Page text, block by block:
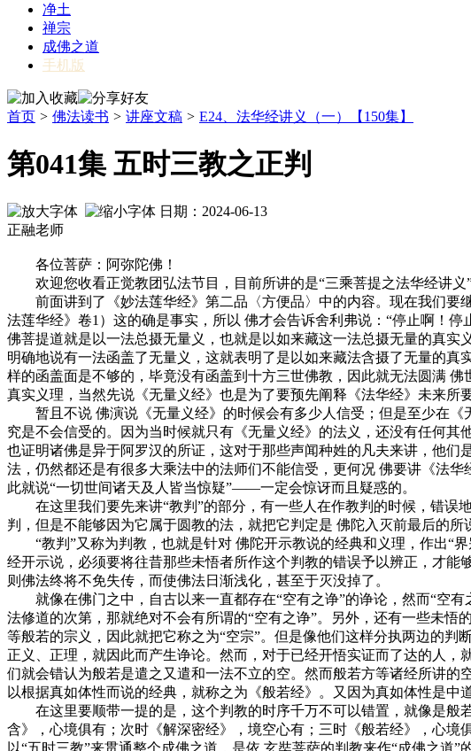
净土
禅宗
成佛之道
手机版
首页 > 佛法读书 > 讲座文稿 > E24、法华经讲义（一）【150集】
第041集 五时三教之正判
日期：2024-06-13
正融老师
各位菩萨：阿弥陀佛！
欢迎您收看正觉教团弘法节目，目前所讲的是“三乘菩提之法华经讲义”
前面讲到了《妙法莲华经》第二品〈方便品〉中的内容。现在我们要
法莲华经》卷1）这的确是事实，所以 佛才会告诉舍利弗说：“停止啊！
佛菩提道就是以一法总摄无量义，也就是以如来藏这一法总摄无量的真
明确地说有一法函盖了无量义，这就表明了是以如来藏法含摄了无量的
样的函盖面是不够的，毕竟没有函盖到十方三世佛教，因此就无法圆满
真实义理，当然先说《无量义经》也是为了要预先阐释《法华经》未来所
暂且不说 佛演说《无量义经》的时候会有多少人信受；但是至少在《
究是不会信受的。因为当时候就只有《无量义经》的法义，还没有任何
也证明诸佛是异于阿罗汉的所证，这对于那些声闻种姓的凡夫来讲，他
法，仍然都还是有很多大乘法中的法师们不能信受，更何况 佛要讲《法
此就说“一切世间诸天及人皆当惊疑”——一定会惊讶而且疑惑的。
在这里我们要先来讲“教判”的部分，有一些人在作教判的时候，错误
判，但是不能够因为它属于圆教的法，就把它判定是 佛陀入灭前最后的
“教判”又称为判教，也就是针对 佛陀开示教说的经典和义理，作出“界
经开示说，必须要将往昔那些未悟者所作这个判教的错误予以辨正，才
则佛法终将不免失传，而使佛法日渐浅化，甚至于灭没掉了。
就像在佛门之中，自古以来一直都存在“空有之诤”的诤论，然而“空有
法修道的次第，那就绝对不会有所谓的“空有之诤”。另外，还有一些未
等般若的宗义，因此就把它称之为“空宗”。但是像他们这样分执两边的
正义、正理，就因此而产生诤论。然而，对于已经开悟实证而了达的人
们就会错认为般若是遣之又遣和一法不立的空。然而般若方等诸经所讲
以根据真如体性而说的经典，就称之为《般若经》。又因为真如体性是中
在这里要顺带一提的是，这个判教的时序千万不可以错置，就像是般
含》，心境俱有；次时《解深密经》，境空心有；三时《般若经》，心